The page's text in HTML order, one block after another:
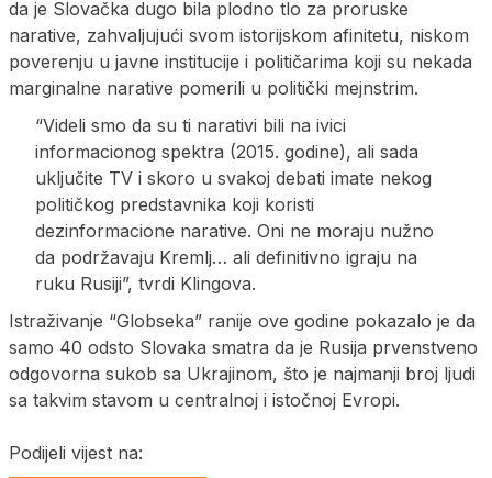
da je Slovačka dugo bila plodno tlo za proruske
narative, zahvaljujući svom istorijskom afinitetu, niskom
poverenju u javne institucije i političarima koji su nekada
marginalne narative pomerili u politički mejnstrim.
“Videli smo da su ti narativi bili na ivici
informacionog spektra (2015. godine), ali sada
uključite TV i skoro u svakoj debati imate nekog
političkog predstavnika koji koristi
dezinformacione narative. Oni ne moraju nužno
da podržavaju Kremlj… ali definitivno igraju na
ruku Rusiji”, tvrdi Klingova.
Istraživanje “Globseka” ranije ove godine pokazalo je da
samo 40 odsto Slovaka smatra da je Rusija prvenstveno
odgovorna sukob sa Ukrajinom, što je najmanji broj ljudi
sa takvim stavom u centralnoj i istočnoj Evropi.
Podijeli vijest na: